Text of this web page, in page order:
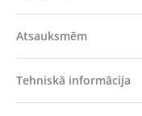
Atsauksmēm
Tehniskā informācija